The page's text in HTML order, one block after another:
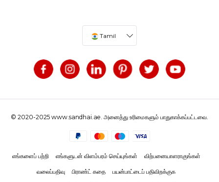
Tamil
© 2020-2025 www.sandhai.ae. அனைத்து உரிமைகளும் பாதுகாக்கப்பட்டவை.
எங்களைப் பற்றி எங்களுடன் விளம்பரம் செய்யுங்கள் விற்பனையாளராகுங்கள்
வலைப்பதிவு பிராண்ட் கதை பயன்பாட்டைப் பதிவிறக்குக